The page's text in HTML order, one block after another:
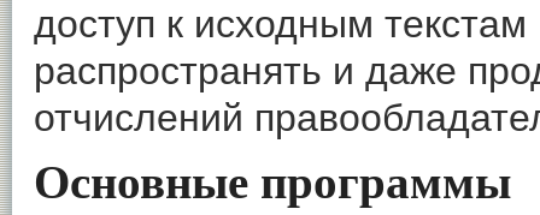
доступ к исходным
распространять и даже
отчислений
Основные программы